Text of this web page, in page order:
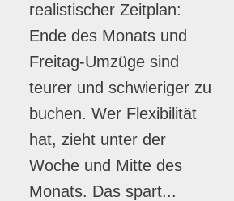
realistischer Zeitplan:
Ende des Monats und
Freitag-Umzüge sind
teurer und schwieriger zu
buchen. Wer Flexibilität
hat, zieht unter der
Woche und Mitte des
Monats. Das spart...